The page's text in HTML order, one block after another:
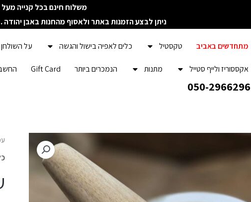
משלוח חינם בכל קנייה מעל 399 ש"ח
ניתן לבצע הזמנות באתר ולאסוף מהחנות באבן
מתחדשים באביב טקסטיל כלים לאפיה בישול והגשה על השולחן
אקססוריז ולייף סטייל מתנות הנמכרים ביותר Gift Card
050-2966296